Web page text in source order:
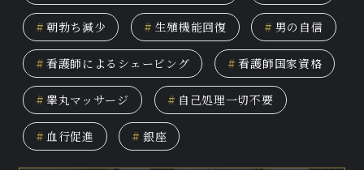
# 朝勃ち減少 # 生殖機能回復 # 男の自信
# 看護師によるシェービング # 看護師国家資格
# 睾丸マッサージ # 自己処理一切不要
# 血行促進 # 銀座